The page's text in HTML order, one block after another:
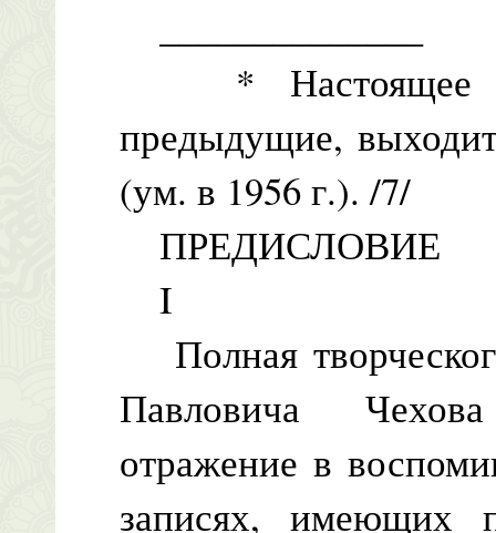
* Настоящее
предыдущие,
(ум. в 1956 г.). /7/
ПРЕДИСЛОВИЕ
I
Полная
Павловича
отражение в
записях, имеющих